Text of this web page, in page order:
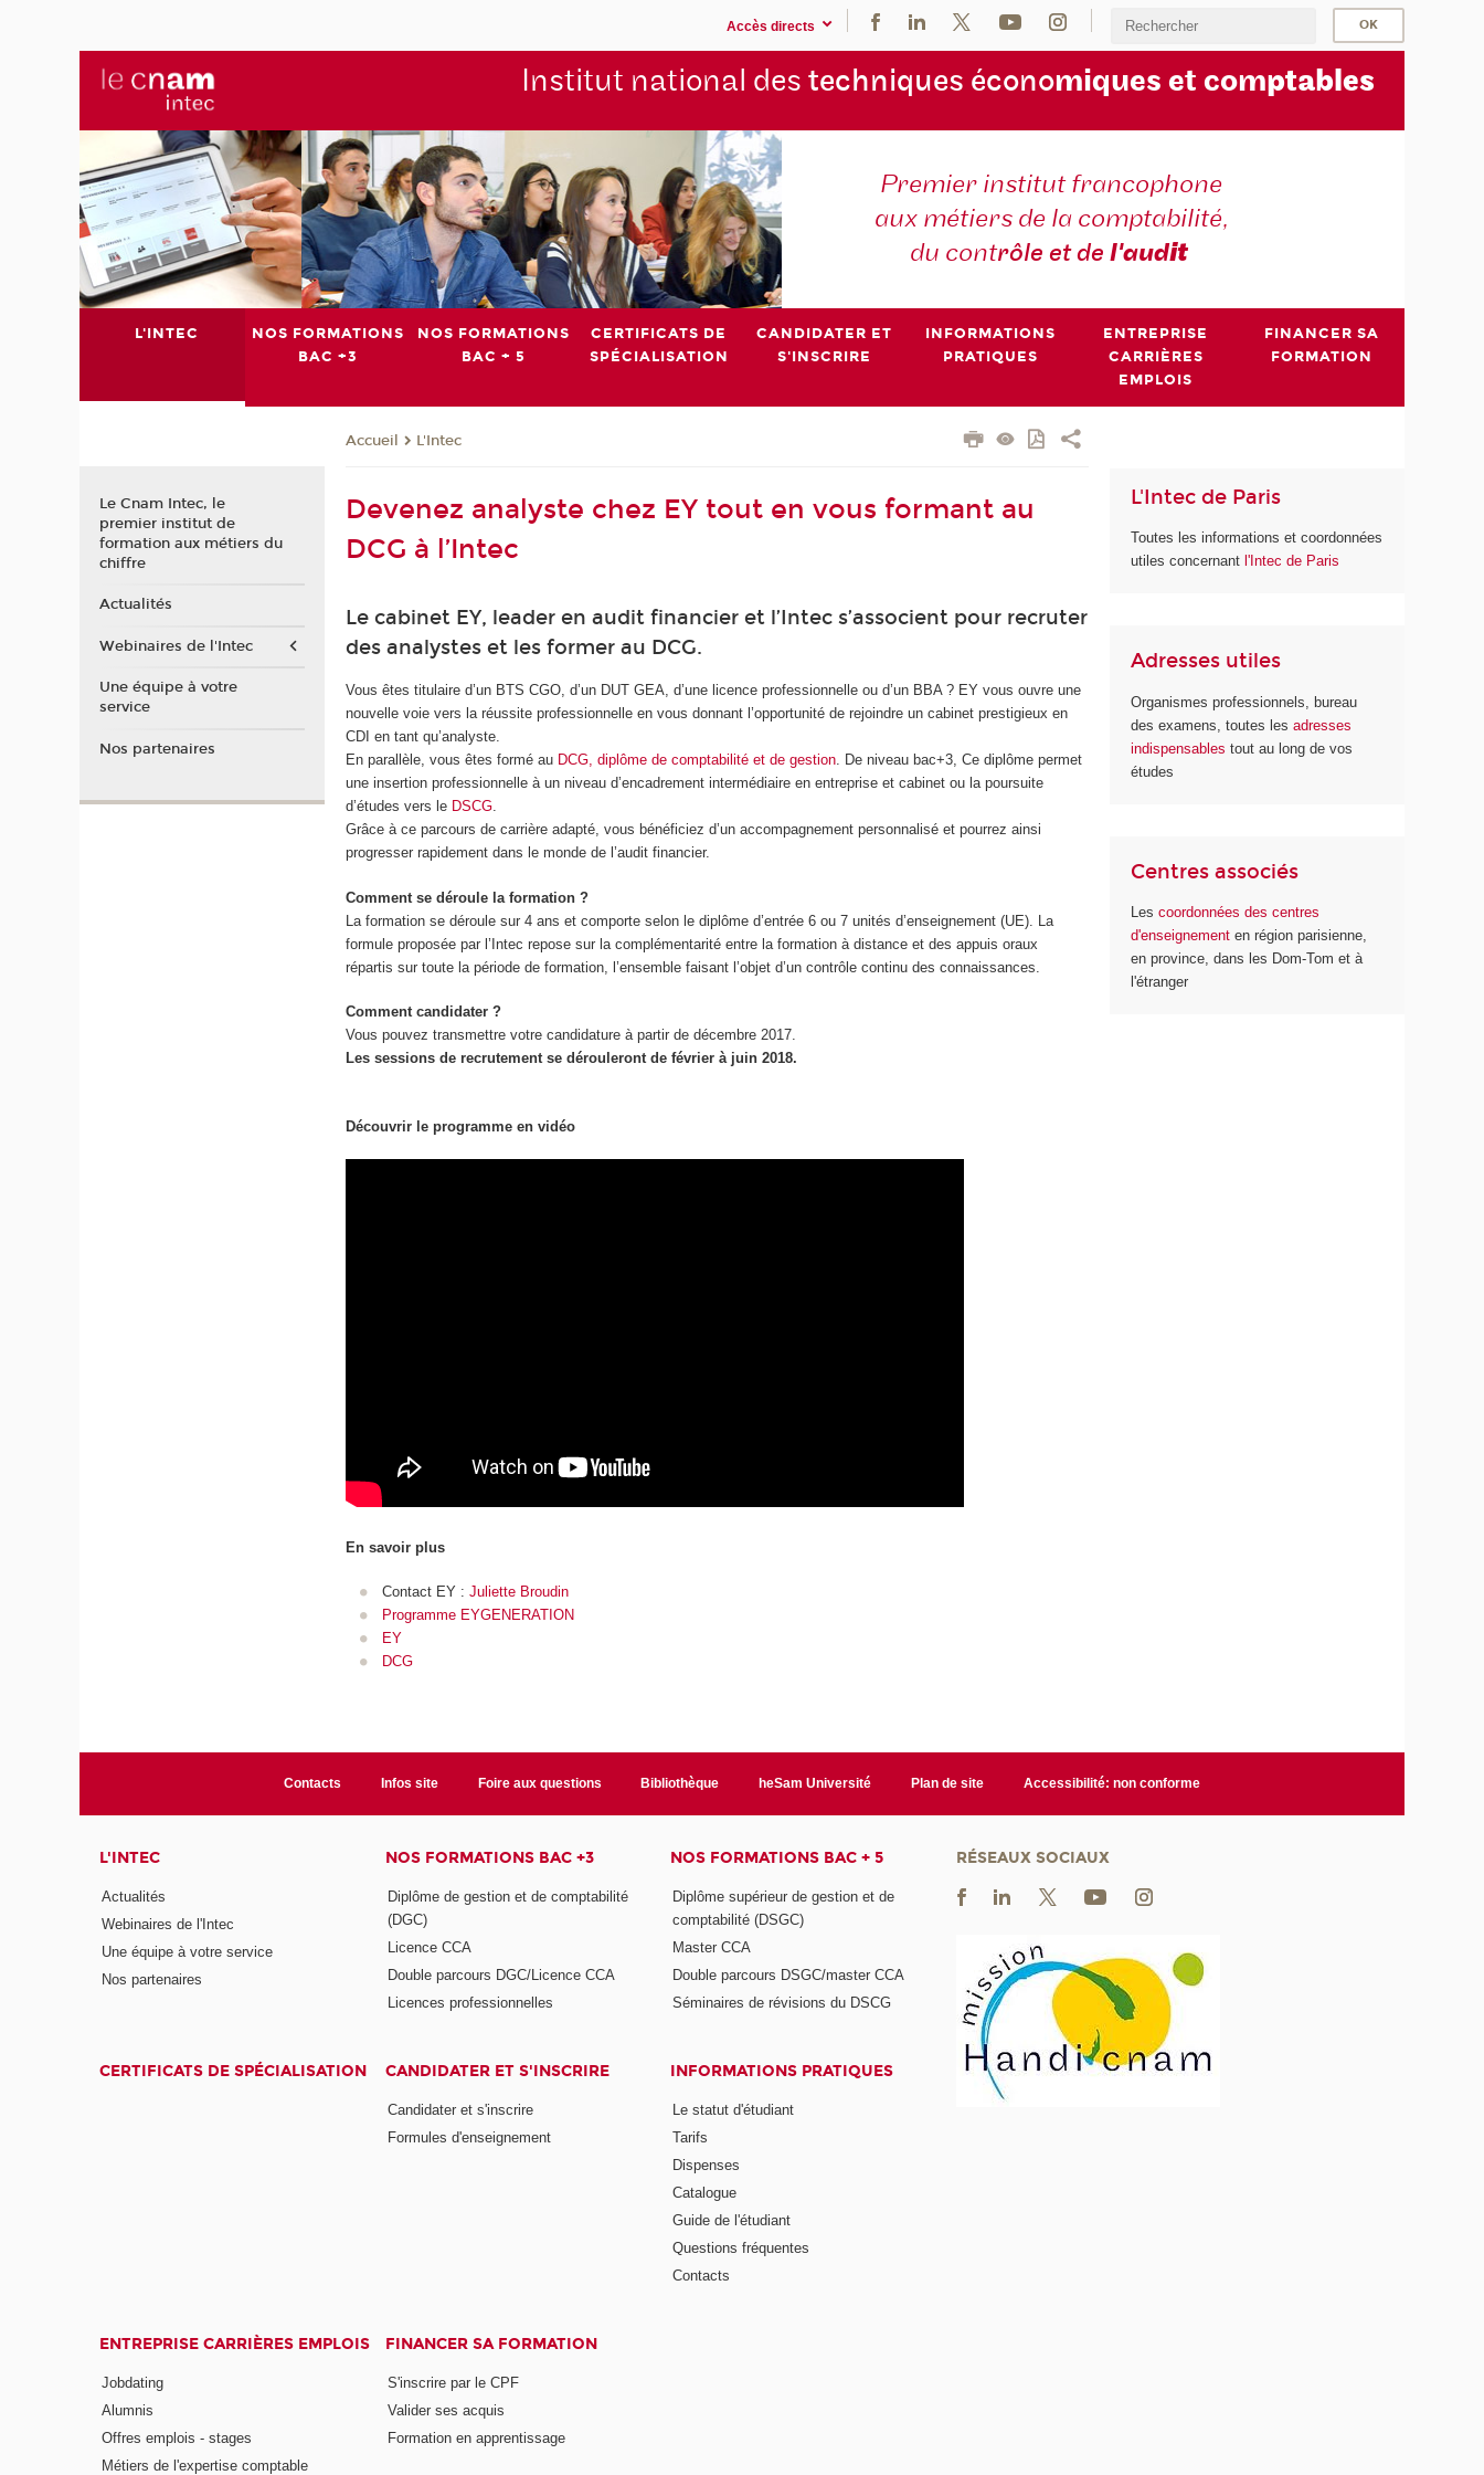
Accès directs
Institut national des techniques économiques et comptables
Premier institut francophone
aux métiers de la comptabilité,
du contrôle et del'audit
L'INTEC
NOS FORMATIONS
BAC +3
NOS FORMATIONS
BAC + 5
CERTIFICATS DE
SPÉCIALISATION
CANDIDATER ET
S'INSCRIRE
INFORMATIONS
PRATIQUES
ENTREPRISE
CARRIÈRES
EMPLOIS
FINANCER SA
FORMATION
Accueil L'Intec
Devenez analyste chez EY tout en vous formant au
DCG à l’Intec
Le cabinet EY, leader en audit financier et l’Intec s’associent pour recruter
des analystes et les former au DCG.
Vous êtes titulaire d’un BTS CGO, d’un DUT GEA, d’une licence professionnelle ou d’un BBA ? EY vous ouvre une
nouvelle voie vers la réussite professionnelle en vous donnant l’opportunité de rejoindre un cabinet prestigieux en
CDI en tant qu’analyste.
En parallèle, vous êtes formé au DCG, diplôme de comptabilité et de gestion. De niveau bac+3, Ce diplôme permet
une insertion professionnelle à un niveau d’encadrement intermédiaire en entreprise et cabinet ou la poursuite
d’études vers le DSCG.
Grâce à ce parcours de carrière adapté, vous bénéficiez d’un accompagnement personnalisé et pourrez ainsi
progresser rapidement dans le monde de l’audit financier.
Comment se déroule la formation ?
La formation se déroule sur 4 ans et comporte selon le diplôme d’entrée 6 ou 7 unités d’enseignement (UE). La
formule proposée par l’Intec repose sur la complémentarité entre la formation à distance et des appuis oraux
répartis sur toute la période de formation, l’ensemble faisant l’objet d’un contrôle continu des connaissances.
Comment candidater ?
Vous pouvez transmettre votre candidature à partir de décembre 2017.
Les sessions de recrutement se dérouleront de février à juin 2018.
Découvrir le programme en vidéo
En savoir plus
Contact EY : Juliette Broudin
Programme EYGENERATION
EY
DCG
L'Intec de Paris
Toutes les informations et coordonnées
utiles concernant l'Intec de Paris
Adresses utiles
Organismes professionnels, bureau
des examens, toutes lesadresses
indispensables tout au long de vos
études
Centres associés
Lescoordonnées des centres
d'enseignementen région parisienne,
en province, dans les Dom-Tom et à
l'étranger
Le Cnam Intec, le
premier institut de
formation aux métiers du
chiffre
Actualités
Webinaires de l'Intec
Une équipe à votre
service
Nos partenaires
Contacts Infos site Foire aux questions Bibliothèque heSam Université Plan de site Accessibilité: non conforme
L'INTEC
Actualités
Webinaires de l'Intec
Une équipe à votre service
Nos partenaires
NOS FORMATIONS BAC +3
Diplôme de gestion et de comptabilité
(DGC)
Licence CCA
Double parcours DGC/Licence CCA
Licences professionnelles
NOS FORMATIONS BAC + 5
Diplôme supérieur de gestion et de
comptabilité (DSGC)
Master CCA
Double parcours DSGC/master CCA
Séminaires de révisions du DSCG
CERTIFICATS DE SPÉCIALISATION CANDIDATER ET S'INSCRIRE
Candidater et s'inscrire
Formules d'enseignement
INFORMATIONS PRATIQUES
Le statut d'étudiant
Tarifs
Dispenses
Catalogue
Guide de l'étudiant
Questions fréquentes
Contacts
ENTREPRISE CARRIÈRES EMPLOIS
Jobdating
Alumnis
Offres emplois - stages
Métiers de l'expertise comptable
FINANCER SA FORMATION
S'inscrire par le CPF
Valider ses acquis
Formation en apprentissage
RÉSEAUX SOCIAUX